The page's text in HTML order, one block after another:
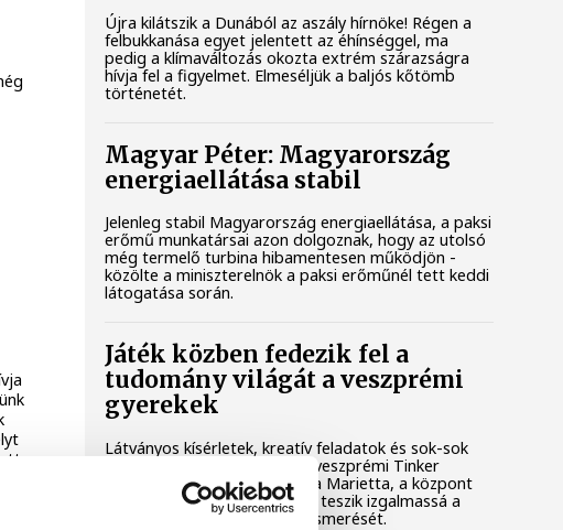
Újra kilátszik a Dunából az aszály hírnöke! Régen a
felbukkanása egyet jelentett az éhínséggel, ma
pedig a klímaváltozás okozta extrém szárazságra
hívja fel a figyelmet. Elmeséljük a baljós kőtömb
történetét.
Magyar Péter: Magyarország
energiaellátása stabil
Jelenleg stabil Magyarország energiaellátása, a paksi
erőmű munkatársai azon dolgoznak, hogy az utolsó
még termelő turbina hibamentesen működjön -
közölte a miniszterelnök a paksi erőműnél tett keddi
látogatása során.
Játék közben fedezik fel a
tudomány világát a veszprémi
gyerekek
Látványos kísérletek, kreatív feladatok és sok-sok
élmény várja a gyerekeket a veszprémi Tinker
Labsben. Videónkban Balassa Marietta, a központ
vezetője mutatja be, hogyan teszik izgalmassá a
természettudományok megismerését.